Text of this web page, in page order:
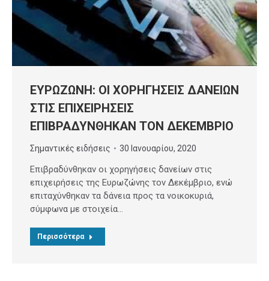
ΕΥΡΩΖΩΝΗ: ΟΙ ΧΟΡΗΓΗΣΕΙΣ ΔΑΝΕΙΩΝ
ΣΤΙΣ ΕΠΙΧΕΙΡΗΣΕΙΣ
ΕΠΙΒΡΑΔΥΝΘΗΚΑΝ ΤΟΝ ΔΕΚΕΜΒΡΙΟ
Σημαντικές ειδήσεις 30 Ιανουαρίου, 2020
Επιβραδύνθηκαν οι χορηγήσεις δανείων στις
επιχειρήσεις της Ευρωζώνης τον Δεκέμβριο, ενώ
επιταχύνθηκαν τα δάνεια προς τα νοικοκυριά,
σύμφωνα με στοιχεία…
Περισσότερα